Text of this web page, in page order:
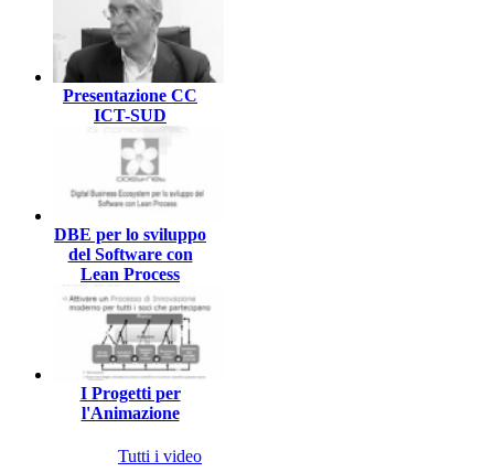
Presentazione CC
ICT-SUD
DBE per lo sviluppo
del Software con
Lean Process
I Progetti per
l'Animazione
Tutti i video